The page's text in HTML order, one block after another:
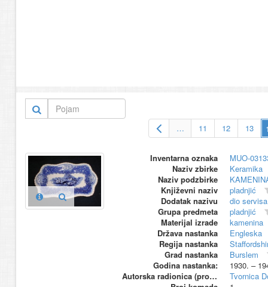
… 11 12 13
Inventarna oznaka
MUO-
Naziv zbirke
Keramika
Naziv podzbirke
Književni naziv
pladnjić
Dodatak nazivu
dio
Grupa predmeta
pladnjić
Materijal izrade
kamenina
Država nastanka
Engleska
Regija nastanka
Grad nastanka
Burslem
Godina nastanka:
1930. –
Autorska radionica (proizvođač)
Tvornica